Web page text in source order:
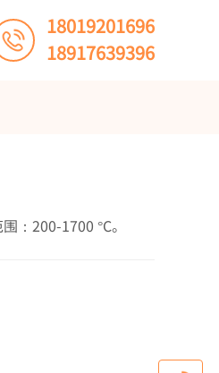
：200-1700 °C。
18019201696
18917639396